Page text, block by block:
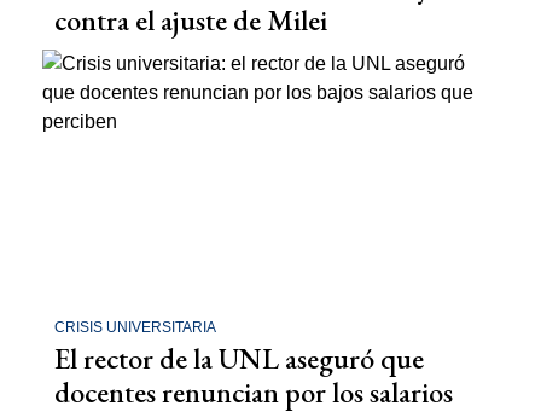
contra el ajuste de Milei
CRISIS UNIVERSITARIA
El rector de la UNL aseguró que
docentes renuncian por los salarios